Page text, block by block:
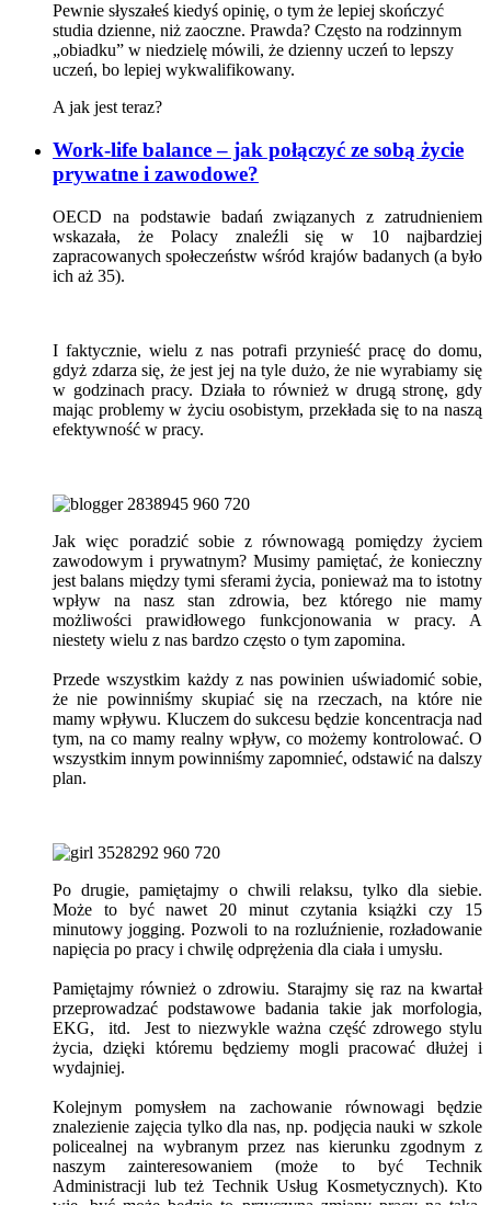
Pewnie słyszałeś kiedyś opinię, o tym że lepiej skończyć
studia dzienne, niż zaoczne. Prawda? Często na rodzinnym
„obiadku” w niedzielę mówili, że dzienny uczeń to lepszy
uczeń, bo lepiej wykwalifikowany.
A jak jest teraz?
Work-life balance – jak połączyć ze sobą życie
prywatne i zawodowe?
OECD na podstawie badań związanych z zatrudnieniem
wskazała, że Polacy znaleźli się w 10 najbardziej
zapracowanych społeczeństw wśród krajów badanych (a było
ich aż 35).
I faktycznie, wielu z nas potrafi przynieść pracę do domu,
gdyż zdarza się, że jest jej na tyle dużo, że nie wyrabiamy się
w godzinach pracy. Działa to również w drugą stronę, gdy
mając problemy w życiu osobistym, przekłada się to na naszą
efektywność w pracy.
Jak więc poradzić sobie z równowagą pomiędzy życiem
zawodowym i prywatnym? Musimy pamiętać, że konieczny
jest balans między tymi sferami życia, ponieważ ma to istotny
wpływ na nasz stan zdrowia, bez którego nie mamy
możliwości prawidłowego funkcjonowania w pracy. A
niestety wielu z nas bardzo często o tym zapomina.
Przede wszystkim każdy z nas powinien uświadomić sobie,
że nie powinniśmy skupiać się na rzeczach, na które nie
mamy wpływu. Kluczem do sukcesu będzie koncentracja nad
tym, na co mamy realny wpływ, co możemy kontrolować. O
wszystkim innym powinniśmy zapomnieć, odstawić na dalszy
plan.
Po drugie, pamiętajmy o chwili relaksu, tylko dla siebie.
Może to być nawet 20 minut czytania książki czy 15
minutowy jogging. Pozwoli to na rozluźnienie, rozładowanie
napięcia po pracy i chwilę odprężenia dla ciała i umysłu.
Pamiętajmy również o zdrowiu. Starajmy się raz na kwartał
przeprowadzać podstawowe badania takie jak morfologia,
EKG, itd. Jest to niezwykle ważna część zdrowego stylu
życia, dzięki któremu będziemy mogli pracować dłużej i
wydajniej.
Kolejnym pomysłem na zachowanie równowagi będzie
znalezienie zajęcia tylko dla nas, np. podjęcia nauki w szkole
policealnej na wybranym przez nas kierunku zgodnym z
naszym zainteresowaniem (może to być Technik
Administracji lub też Technik Usług Kosmetycznych). Kto